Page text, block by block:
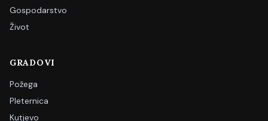
Gospodarstvo
Život
GRADOVI
Požega
Pleternica
Kutjevo